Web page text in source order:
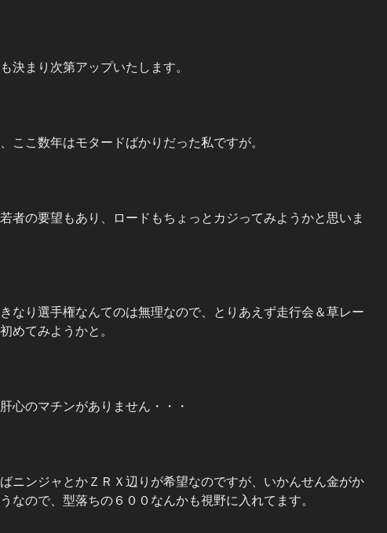
決まり次第アップいたします。
ここ数年はモタードばかりだった私ですが。
者の要望もあり、ロードもちょっとカジってみようかと思いま
なり選手権なんてのは無理なので、とりあえず走行会＆草レー
めてみようかと。
心のマチンがありません・・・
ニンジャとかＺＲＸ辺りが希望なのですが、いかんせん金がか
なので、型落ちの６００なんかも視野に入れてます。